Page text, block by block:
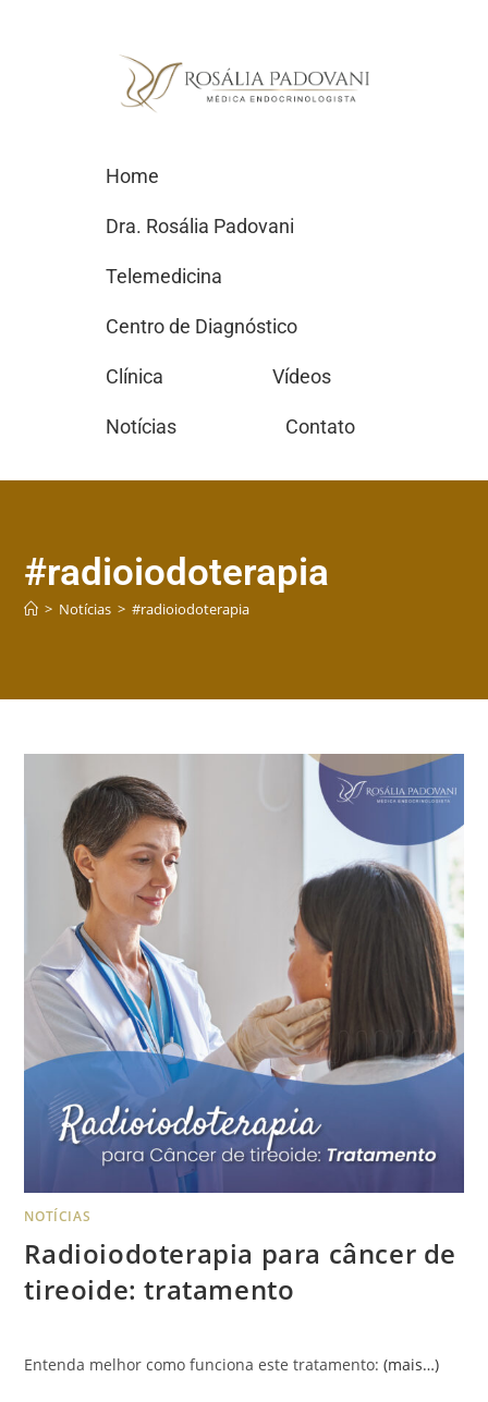
Home
Dra. Rosália Padovani
Telemedicina
Centro de Diagnóstico
Clínica Vídeos
Notícias Contato
#radioiodoterapia
> Notícias > #radioiodoterapia
NOTÍCIAS
Radioiodoterapia para câncer de
tireoide: tratamento
Entenda melhor como funciona este tratamento:(mais…)